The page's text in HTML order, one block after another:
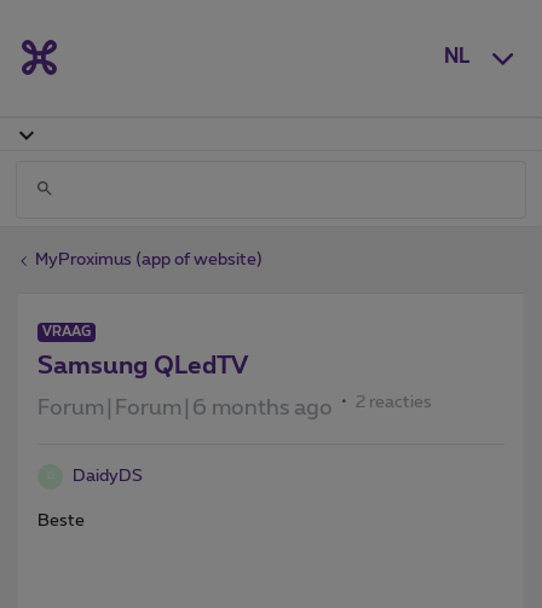
NL
MyProximus (app of website)
VRAAG
Samsung QLedTV
Forum|Forum|6 months ago 2 reacties
DaidyDS
Beste